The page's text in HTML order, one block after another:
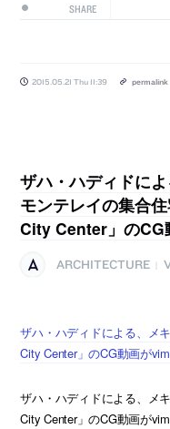
SHARE
2015.05.21 Thu 11:39 permalink
ザハ・ハディドに
モンテレイの集合
City Center」のCG
ARCHITECTURE
ザハ・ハディドによる、メ
City Center」のCG動画が
ザハ・ハディドによる、メ
City Center」のCG動画が